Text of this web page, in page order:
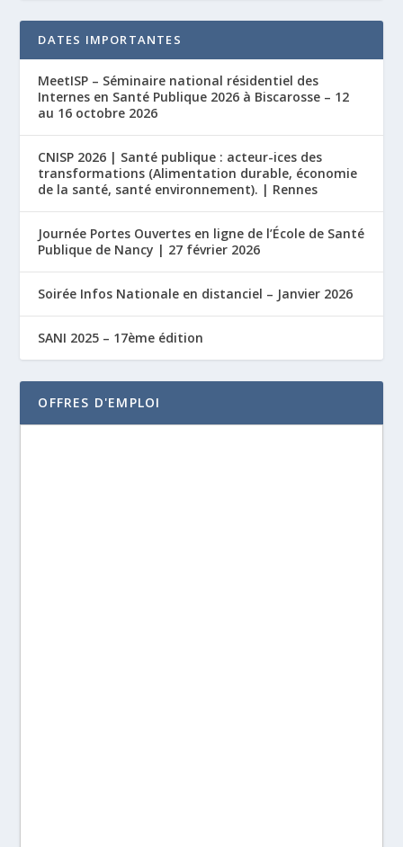
DATES IMPORTANTES
MeetISP – Séminaire national résidentiel des
Internes en Santé Publique 2026 à Biscarosse – 12
au 16 octobre 2026
CNISP 2026 | Santé publique : acteur-ices des
transformations (Alimentation durable, économie
de la santé, santé environnement). | Rennes
Journée Portes Ouvertes en ligne de l’École de Santé
Publique de Nancy | 27 février 2026
Soirée Infos Nationale en distanciel – Janvier 2026
SANI 2025 – 17ème édition
OFFRES D'EMPLOI